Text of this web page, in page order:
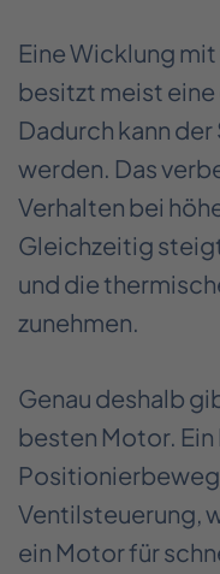
Eine Wicklung
besitzt meist
Dadurch kann
werden. Das
Verhalten bei
Gleichzeitig
und die
zunehmen.
Genau deshalb
besten Motor.
Ventilsteuerung,
ein Motor für